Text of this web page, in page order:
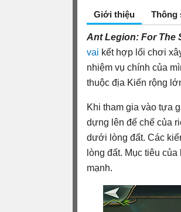
Giới thiệu Thông
Ant Legion: For The
vai kết hợp lối chơi
nhiệm vụ chính của
thuộc địa Kiến rộng
Khi tham gia vào tựa
dựng lên đế chế của
dưới lòng đất. Các
lòng đất. Mục tiêu
mạnh.